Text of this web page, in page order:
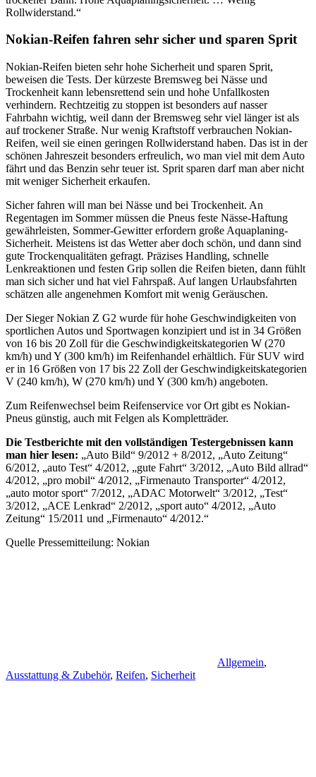
Rollwiderstand.“
Nokian-Reifen fahren sehr sicher und sparen Sprit
Nokian-Reifen bieten sehr hohe Sicherheit und sparen Sprit,
beweisen die Tests. Der kürzeste Bremsweg bei Nässe und
Trockenheit kann lebensrettend sein und hohe Unfallkosten
verhindern. Rechtzeitig zu stoppen ist besonders auf nasser
Fahrbahn wichtig, weil dann der Bremsweg sehr viel länger ist als
auf trockener Straße. Nur wenig Kraftstoff verbrauchen Nokian-
Reifen, weil sie einen geringen Rollwiderstand haben. Das ist in der
schönen Jahreszeit besonders erfreulich, wo man viel mit dem Auto
fährt und das Benzin sehr teuer ist. Sprit sparen darf man aber nicht
mit weniger Sicherheit erkaufen.
Sicher fahren will man bei Nässe und bei Trockenheit. An
Regentagen im Sommer müssen die Pneus feste Nässe-Haftung
gewährleisten, Sommer-Gewitter erfordern große Aquaplaning-
Sicherheit. Meistens ist das Wetter aber doch schön, und dann sind
gute Trockenqualitäten gefragt. Präzises Handling, schnelle
Lenkreaktionen und festen Grip sollen die Reifen bieten, dann fühlt
man sich sicher und hat viel Fahrspaß. Auf langen Urlaubsfahrten
schätzen alle angenehmen Komfort mit wenig Geräuschen.
Der Sieger Nokian Z G2 wurde für hohe Geschwindigkeiten von
sportlichen Autos und Sportwagen konzipiert und ist in 34 Größen
von 16 bis 20 Zoll für die Geschwindigkeitskategorien W (270
km/h) und Y (300 km/h) im Reifenhandel erhältlich. Für SUV wird
er in 16 Größen von 17 bis 22 Zoll der Geschwindigkeitskategorien
V (240 km/h), W (270 km/h) und Y (300 km/h) angeboten.
Zum Reifenwechsel beim Reifenservice vor Ort gibt es Nokian-
Pneus günstig, auch mit Felgen als Kompletträder.
Die Testberichte mit den vollständigen Testergebnissen kann
man hier lesen: „Auto Bild“ 9/2012 + 8/2012, „Auto Zeitung“
6/2012, „auto Test“ 4/2012, „gute Fahrt“ 3/2012, „Auto Bild allrad“
4/2012, „pro mobil“ 4/2012, „Firmenauto Transporter“ 4/2012,
„auto motor sport“ 7/2012, „ADAC Motorwelt“ 3/2012, „Test“
3/2012, „ACE Lenkrad“ 2/2012, „sport auto“ 4/2012, „Auto
Zeitung“ 15/2011 und „Firmenauto“ 4/2012.“
Quelle Pressemitteilung: Nokian
Allgemein,
Ausstattung & Zubehör, Reifen, Sicherheit